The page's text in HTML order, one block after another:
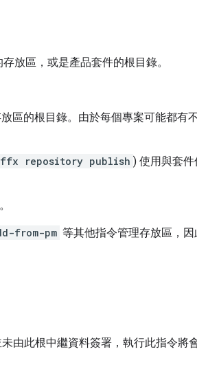
放區，或是產品套件的根目錄。
區的根目錄。由於每個專案可能都有
ffx repository publish ) 使用與套
from-pm 等其他指令管理存放區，
由此根中繼資料簽署，執行此指令將